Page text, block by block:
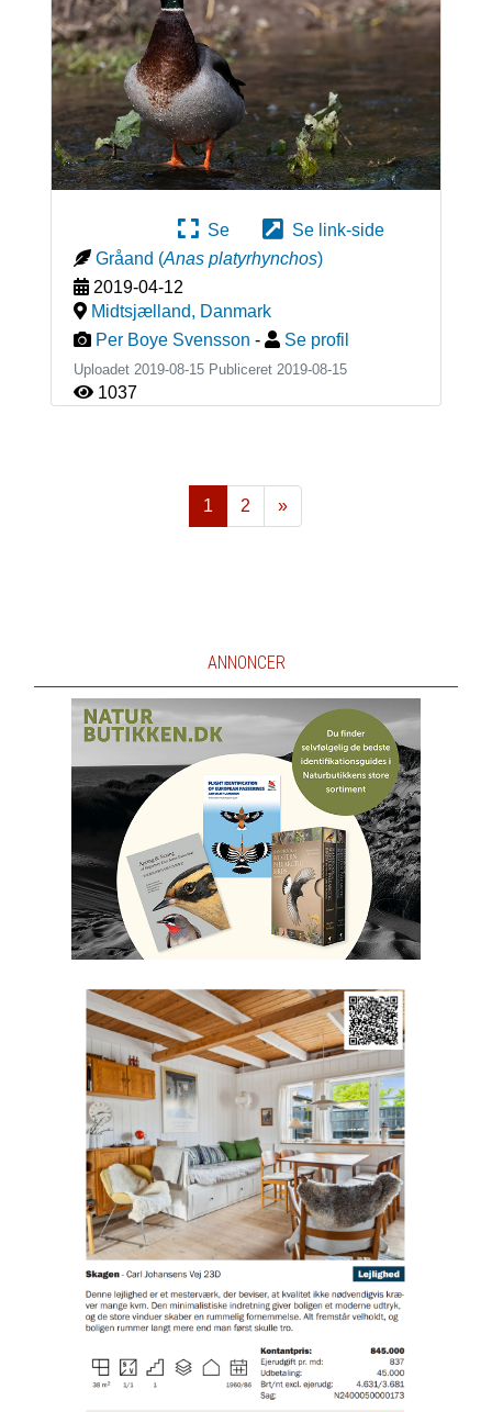
Se
Se link-side
Gråand (Anas platyrhynchos)
2019-04-12
Midtsjælland, Danmark
Per Boye Svensson - Se profil
Uploadet 2019-08-15 Publiceret 2019-08-15
1037
1 2
»
Næste
ANNONCER